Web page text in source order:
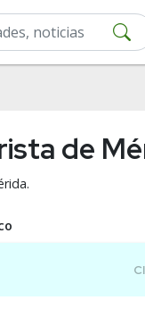
de